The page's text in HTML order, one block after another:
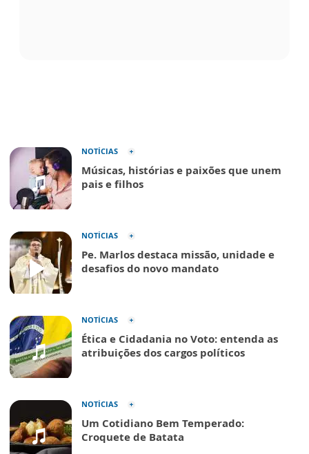
NOTÍCIAS
Músicas, histórias e paixões que unem
pais e filhos
NOTÍCIAS
Pe. Marlos destaca missão, unidade e
desafios do novo mandato
NOTÍCIAS
Ética e Cidadania no Voto: entenda as
atribuições dos cargos políticos
NOTÍCIAS
Um Cotidiano Bem Temperado:
Croquete de Batata